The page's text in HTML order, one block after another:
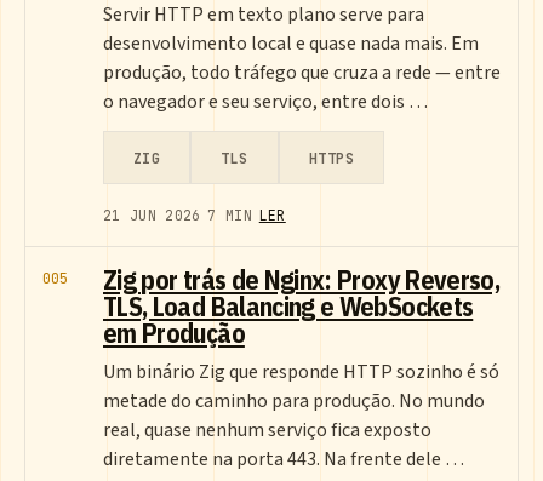
Servir HTTP em texto plano serve para
desenvolvimento local e quase nada mais. Em
produção, todo tráfego que cruza a rede — entre
o navegador e seu serviço, entre dois …
ZIG TLS HTTPS
21 JUN 2026 7 MIN LER
005 Zig por trás de Nginx: Proxy Reverso,
TLS, Load Balancing e WebSockets
em Produção
Um binário Zig que responde HTTP sozinho é só
metade do caminho para produção. No mundo
real, quase nenhum serviço fica exposto
diretamente na porta 443. Na frente dele …